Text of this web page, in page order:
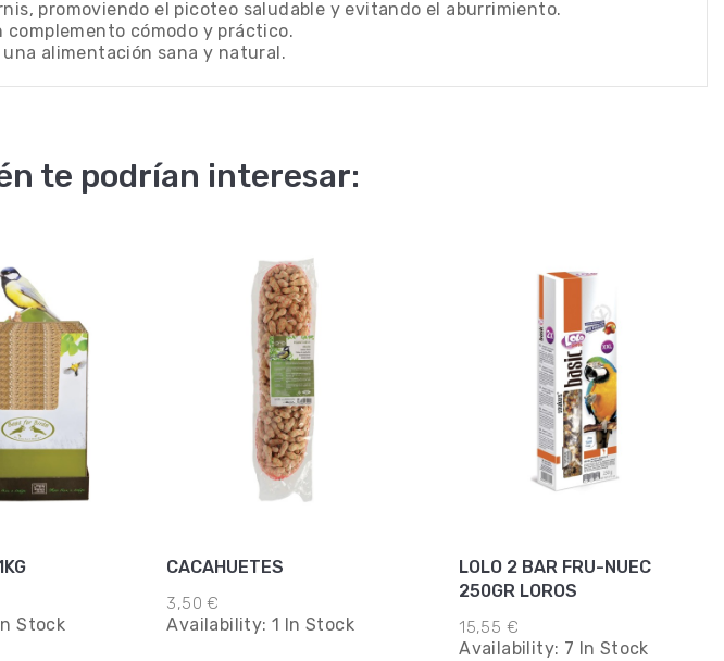
promoviendo el picoteo saludable y evitando el aburrimiento.
complemento cómodo y práctico.
alimentación sana y natural.
te podrían interesar:
Stock
CACAHUETES
3,50 €
Availability: 1 In Stock
LOLO 2 BAR FRU-NUEC
250GR LOROS
15,55 €
Availability: 7 In Stock